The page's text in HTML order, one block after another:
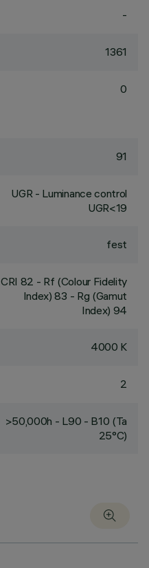
-
1361
0
91
UGR - Luminance control
UGR<19
fest
CRI 82 - Rf (Colour Fidelity
Index) 83 - Rg (Gamut
Index) 94
4000 K
2
>50,000h - L90 - B10 (Ta
25°C)